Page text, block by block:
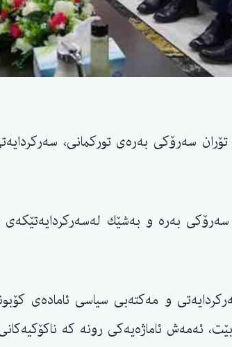
سەرۆكی بەرەی توركمانی،
بەرە و بەشێك
و مه‌كته‌بی سیاسی ئاماده‌ی
ئه‌مه‌ش ئاماژه‌یه‌كی رونه‌ كه‌